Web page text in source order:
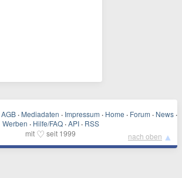
AGB · Mediadaten · Impressum · Home · Forum · News ·
Werben · Hilfe/FAQ · API · RSS
mit ♡ seit 1999 nach oben ▲